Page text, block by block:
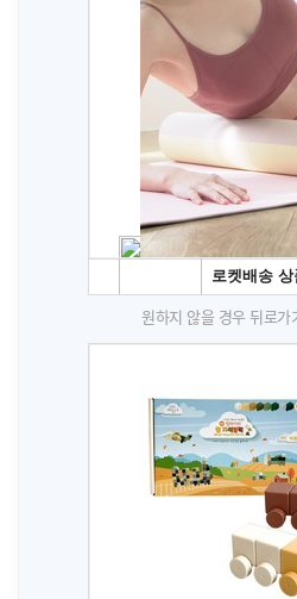
원하지 않을 경우 뒤로가